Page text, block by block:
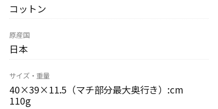
コットン
原産国
日本
サイズ・重量
40×39×11.5（マチ部分最大奥行き）:cm
110g